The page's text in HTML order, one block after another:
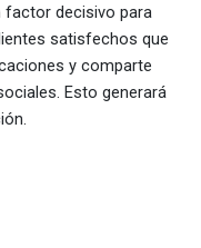
factor decisivo para
satisfechos que
y comparte
Esto generará